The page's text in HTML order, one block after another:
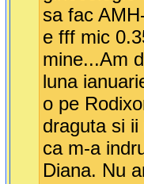
sa fac
e fff mic
mine...Am
luna
o pe
draguta si
ca m-a
Diana. Nu